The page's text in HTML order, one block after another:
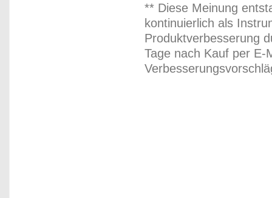
** Diese Meinung
kontinuierlich als
Produktverbesserung
Tage nach Kauf per E-